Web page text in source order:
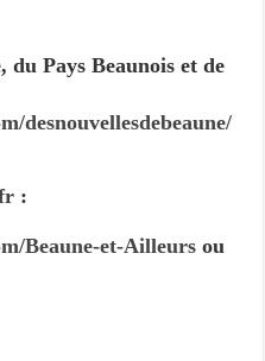
du Pays Beaunois et de
desnouvellesdebeaune/
:
Beaune-et-Ailleurs ou